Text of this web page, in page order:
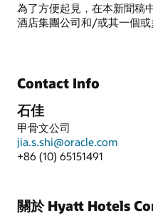
為了方便起見，在本新聞稿
酒店集團公司和/或其一個或
Contact Info
石佳
甲骨文公司
jia.s.shi@oracle.com
+86 (10) 65151491
關於 Hyatt Hotels